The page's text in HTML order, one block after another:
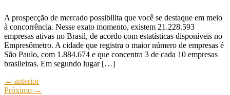
A prospecção de mercado possibilita que você se destaque em meio
à concorrência. Nesse exato momento, existem 21.228.593
empresas ativas no Brasil, de acordo com estatísticas disponíveis no
Empresômetro. A cidade que registra o maior número de empresas é
São Paulo, com 1.884.674 e que concentra 3 de cada 10 empresas
brasileiras. Em segundo lugar […]
← anterior
Próximo →